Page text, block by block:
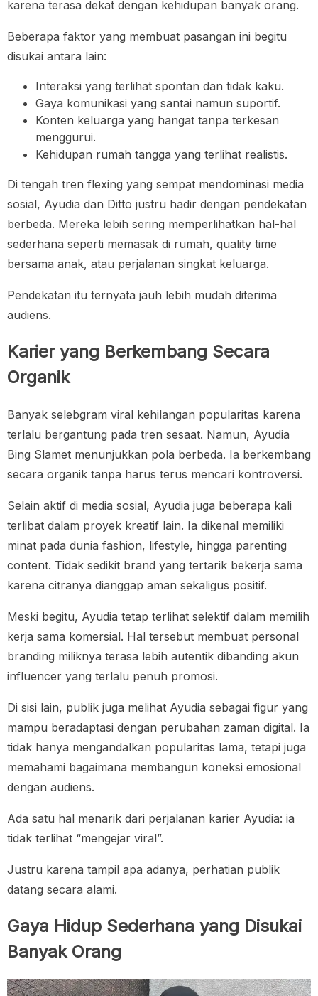
karena terasa dekat dengan kehidupan banyak orang.
Beberapa faktor yang membuat pasangan ini begitu
disukai antara lain:
Interaksi yang terlihat spontan dan tidak kaku.
Gaya komunikasi yang santai namun suportif.
Konten keluarga yang hangat tanpa terkesan
menggurui.
Kehidupan rumah tangga yang terlihat realistis.
Di tengah tren flexing yang sempat mendominasi media
sosial, Ayudia dan Ditto justru hadir dengan pendekatan
berbeda. Mereka lebih sering memperlihatkan hal-hal
sederhana seperti memasak di rumah, quality time
bersama anak, atau perjalanan singkat keluarga.
Pendekatan itu ternyata jauh lebih mudah diterima
audiens.
Karier yang Berkembang Secara
Organik
Banyak selebgram viral kehilangan popularitas karena
terlalu bergantung pada tren sesaat. Namun, Ayudia
Bing Slamet menunjukkan pola berbeda. Ia berkembang
secara organik tanpa harus terus mencari kontroversi.
Selain aktif di media sosial, Ayudia juga beberapa kali
terlibat dalam proyek kreatif lain. Ia dikenal memiliki
minat pada dunia fashion, lifestyle, hingga parenting
content. Tidak sedikit brand yang tertarik bekerja sama
karena citranya dianggap aman sekaligus positif.
Meski begitu, Ayudia tetap terlihat selektif dalam memilih
kerja sama komersial. Hal tersebut membuat personal
branding miliknya terasa lebih autentik dibanding akun
influencer yang terlalu penuh promosi.
Di sisi lain, publik juga melihat Ayudia sebagai figur yang
mampu beradaptasi dengan perubahan zaman digital. Ia
tidak hanya mengandalkan popularitas lama, tetapi juga
memahami bagaimana membangun koneksi emosional
dengan audiens.
Ada satu hal menarik dari perjalanan karier Ayudia: ia
tidak terlihat “mengejar viral”.
Justru karena tampil apa adanya, perhatian publik
datang secara alami.
Gaya Hidup Sederhana yang Disukai
Banyak Orang